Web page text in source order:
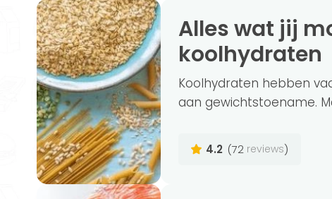
Alles wat jij moet weten over
koolhydraten
Koolhydraten hebben
aan gewichtstoename.
4.2 (72 reviews)